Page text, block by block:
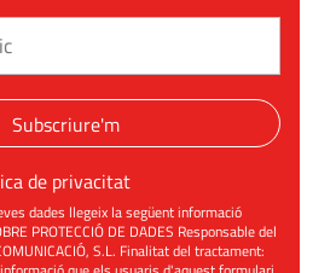
Subscriure'm
de privacitat
dades llegeix la següent informació
PROTECCIÓ DE DADES Responsable del
S.L. Finalitat del tractament: